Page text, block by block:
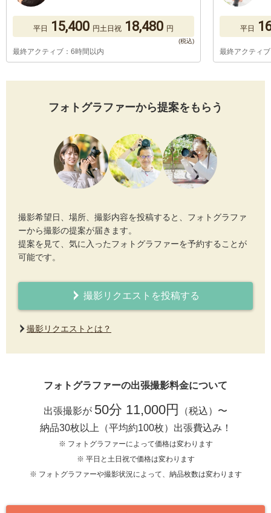
平日 15,400 円土日祝 18,480 円
最終アクティブ：6時間以内
平日
最終アクティ
フォトグラファーから提案をもらう
撮影希望日、場所、撮影内容を投稿すると、フォトグラファ
ーから撮影の提案が届きます。
提案を見て、気に入ったフォトグラファーを予約することが
可能です。
撮影リクエストを投稿する
撮影リクエストとは？
フォトグラファーの出張撮影料金について
出張撮影が 50分 11,000円
（税込）〜
納品30枚以上（平均約100枚）出張費込み！
※ フォトグラファーによって価格は変わります
※ 平日と土日祝で価格は変わります
※ フォトグラファーや撮影状況によって、納品枚数は変わります